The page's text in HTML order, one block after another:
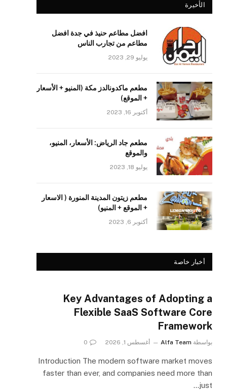
الأخيرة
افضل مطاعم حنيذ في جدة افضل
مطاعم من تجارب الناس
يوليو 29, 2023
مطعم ماكدونالدز مكة (المنيو + الأسعار
+ الموقع)
أكتوبر 16, 2023
مطعم جاد الرياض: الأسعار، المنيو،
والموقع
يوليو 18, 2023
مطعم زيتون المدينة المنورة ( الاسعار
+ الموقع + المنيو)
أكتوبر 6, 2023
أخبار خاصة
Key Advantages of Adopting a
Flexible SaaS Software Core
Framework
بواسطة Alfa Team أغسطس 1, 2026 0
Introduction The modern software market moves
faster than ever, and companies need more than
just…